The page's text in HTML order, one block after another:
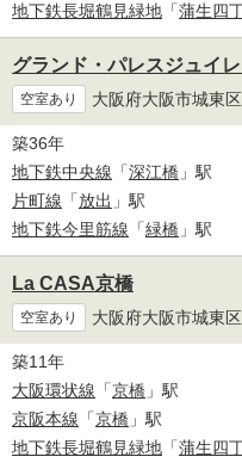
地下鉄長堀鶴見緑地 「蒲生四
グランド・パレスジュイ
空室あり 大阪府大阪市城東
築36年
地下鉄中央線 「深江橋 」駅
片町線 「放出 」駅
地下鉄今里筋線 「緑橋 」駅
La CASA京橋
空室あり 大阪府大阪市城東
築11年
大阪環状線 「京橋 」駅
京阪本線 「京橋 」駅
地下鉄長堀鶴見緑地 「蒲生四